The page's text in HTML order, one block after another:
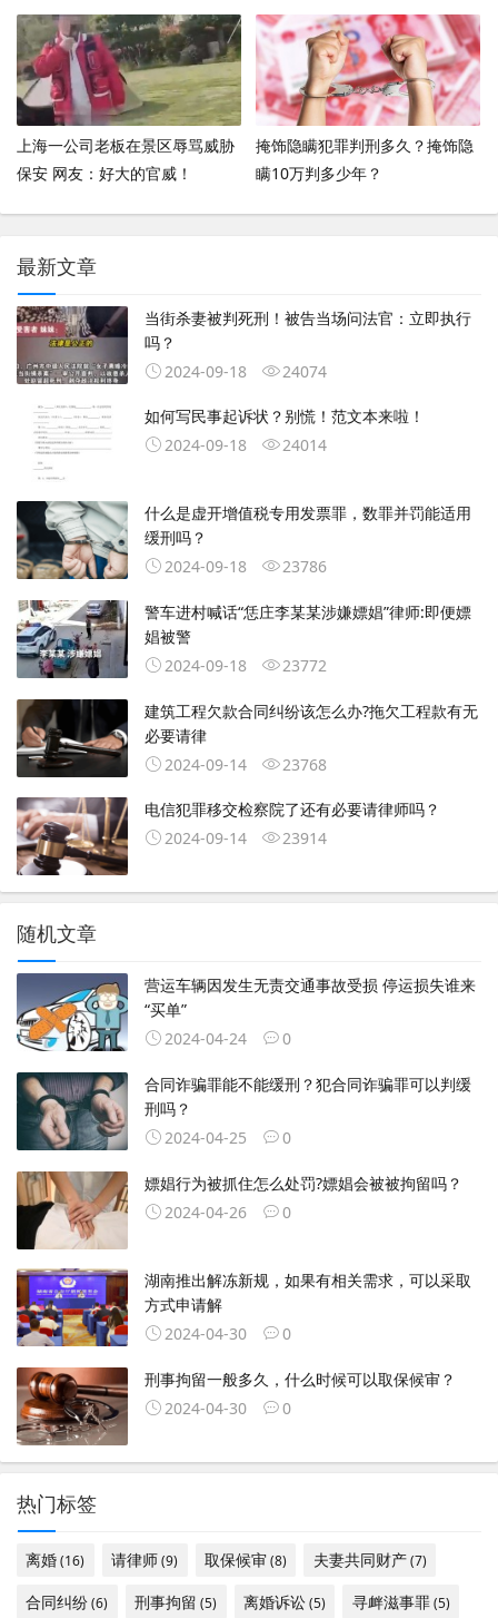
构成侵权 ！
上海一公司老板在景区辱骂威胁
保安 网友：好大的官威！
掩饰隐瞒犯罪判刑多久？掩饰隐
瞒10万判多少年？
最新文章
当街杀妻被判死刑！被告当场问法官：立即执行
吗？
2024-09-18
24074
如何写民事起诉状？别慌！范文本来啦！
2024-09-18
24014
什么是虚开增值税专用发票罪，数罪并罚能适用
缓刑吗？
2024-09-18
23786
警车进村喊话“恁庄李某某涉嫌嫖娼”律师:即便嫖
娼被警
2024-09-18
23772
建筑工程欠款合同纠纷该怎么办?拖欠工程款有无
必要请律
2024-09-14
23768
电信犯罪移交检察院了还有必要请律师吗？
2024-09-14
23914
随机文章
营运车辆因发生无责交通事故受损 停运损失谁来
“买单”
2024-04-24
0
合同诈骗罪能不能缓刑？犯合同诈骗罪可以判缓
刑吗？
2024-04-25
0
嫖娼行为被抓住怎么处罚?嫖娼会被被拘留吗？
2024-04-26
0
湖南推出解冻新规，如果有相关需求，可以采取
方式申请解
2024-04-30
0
刑事拘留一般多久，什么时候可以取保候审？
2024-04-30
0
热门标签
离婚(16) 请律师(9) 取保候审(8) 夫妻共同财产(7)
合同纠纷(6) 刑事拘留 (5) 离婚诉讼(5) 寻衅滋事罪(5)